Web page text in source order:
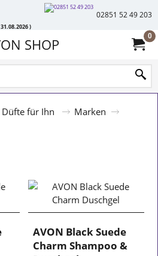
)
02851 52 49 203
SHOP 0
Düfte für Ihn
Marken
AVON Black Suede
Charm Shampoo &